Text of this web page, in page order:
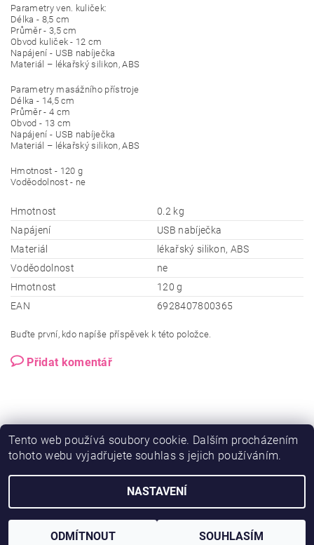
Parametry ven. kuliček:
Délka - 8,5 cm
Průměr - 3,5 cm
Obvod kuliček - 12 cm
Napájení - USB nabíječka
Materiál – lékařský silikon, ABS
Parametry masážního přístroje
Délka - 14,5 cm
Průměr - 4 cm
Obvod - 13 cm
Napájení - USB nabíječka
Materiál – lékařský silikon, ABS
Hmotnost - 120 g
Voděodolnost - ne
Hmotnost
0.2 kg
Napájení
USB nabíječka
Materiál
lékařský silikon, ABS
Voděodolnost
ne
Hmotnost
120 g
EAN
6928407800365
Buďte první, kdo napíše příspěvek k této položce.
Přidat komentář
Vytvořil Shoptet
Tento web používá soubory cookie. Dalším procházením
tohoto webu vyjadřujete souhlas s jejich používáním.
NASTAVENÍ
ODMÍTNOUT SOUHLASÍM